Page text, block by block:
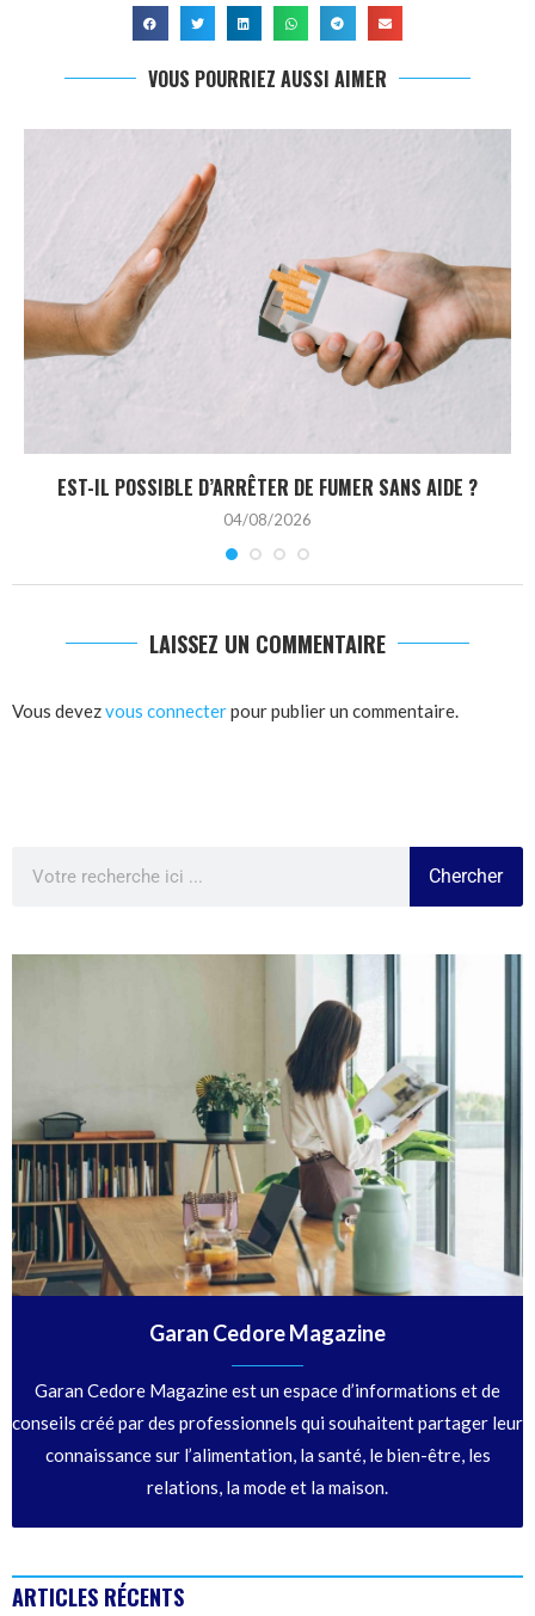
VOUS POURRIEZ AUSSI AIMER
EST-IL POSSIBLE D’ARRÊTER DE FUMER SANS AIDE ?
04/08/2026
LAISSEZ UN COMMENTAIRE
Vous devezvous connecterpour publier un commentaire.
Chercher
Garan Cedore Magazine
Garan Cedore Magazine est un espace d’informations et de
conseils créé par des professionnels qui souhaitent partager leur
connaissance sur l’alimentation, la santé, le bien-être, les
relations, la mode et la maison.
ARTICLES RÉCENTS